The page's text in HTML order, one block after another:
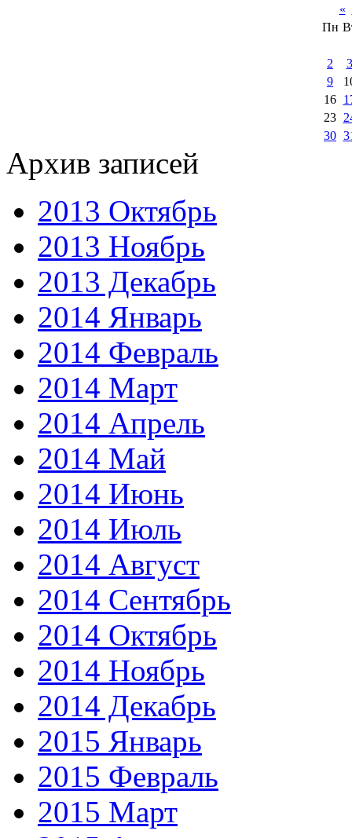
«
Пн
2
3
9
16
23
30
Архив записей
2013 Октябрь
2013 Ноябрь
2013 Декабрь
2014 Январь
2014 Февраль
2014 Март
2014 Апрель
2014 Май
2014 Июнь
2014 Июль
2014 Август
2014 Сентябрь
2014 Октябрь
2014 Ноябрь
2014 Декабрь
2015 Январь
2015 Февраль
2015 Март